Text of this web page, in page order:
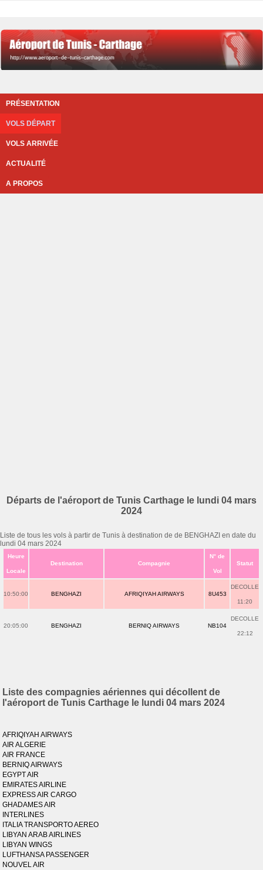
PRÉSENTATION
VOLS DÉPART
VOLS ARRIVÉE
ACTUALITÉ
A PROPOS
Départs de l'aéroport de Tunis Carthage le lundi 04 mars
2024
Liste de tous les vols à partir de Tunis à destination de de BENGHAZI en date du
lundi 04 mars 2024
Heure
Locale
Destination Compagnie
N° de
Vol
Statut
10:50:00 BENGHAZI AFRIQIYAH AIRWAYS 8U453
DECOLLE
11:20
20:05:00 BENGHAZI BERNIQ AIRWAYS NB104
DECOLLE
22:12
Liste des compagnies aériennes qui décollent de
l'aéroport de Tunis Carthage le lundi 04 mars 2024
AFRIQIYAH AIRWAYS
AIR ALGERIE
AIR FRANCE
BERNIQ AIRWAYS
EGYPT AIR
EMIRATES AIRLINE
EXPRESS AIR CARGO
GHADAMES AIR
INTERLINES
ITALIA TRANSPORTO AEREO
LIBYAN ARAB AIRLINES
LIBYAN WINGS
LUFTHANSA PASSENGER
NOUVEL AIR